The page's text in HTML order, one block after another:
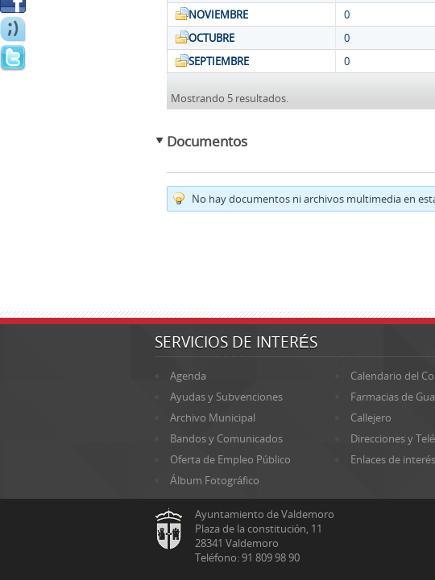
NOVIEMBRE
0
OCTUBRE
0
SEPTIEMBRE
0
Mostrando 5 resultados.
Documentos
No hay documentos ni archivos multimedia en
SERVICIOS DE INTERÉS
Agenda
Calendario del
Ayudas y Subvenciones
Farmacias de
Archivo Municipal
Callejero
Bandos y Comunicados
Direcciones y
Oferta de Empleo Público
Enlaces de interés
Álbum Fotográfico
Ayuntamiento de Valdemoro
Plaza de la constitución, 11
28341 Valdemoro
Teléfono: 91 809 98 90